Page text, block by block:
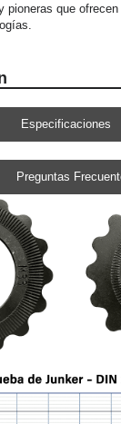
pioneras que
Especificaciones
Preguntas